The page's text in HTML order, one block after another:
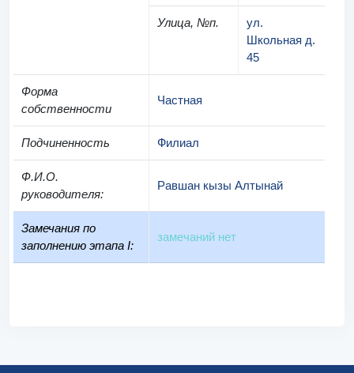
Улица, №п.
ул.
Школьная д.
45
Форма
собственности
Частная
Подчиненность Филиал
Ф.И.О.
руководителя:
Равшан кызы Алтынай
Замечания по
заполнению этапа I:
замечаний нет